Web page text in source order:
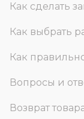
Как сделать
Как выбрать
Как
Вопросы и
Возврат